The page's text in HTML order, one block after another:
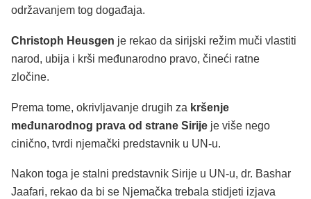
održavanjem tog događaja.
Christoph Heusgen je rekao da sirijski režim muči vlastiti
narod, ubija i krši međunarodno pravo, čineći ratne
zločine.
Prema tome, okrivljavanje drugih za kršenje
međunarodnog prava od strane Sirije je više nego
cinično, tvrdi njemački predstavnik u UN-u.
Nakon toga je stalni predstavnik Sirije u UN-u, dr. Bashar
Jaafari, rekao da bi se Njemačka trebala stidjeti izjava